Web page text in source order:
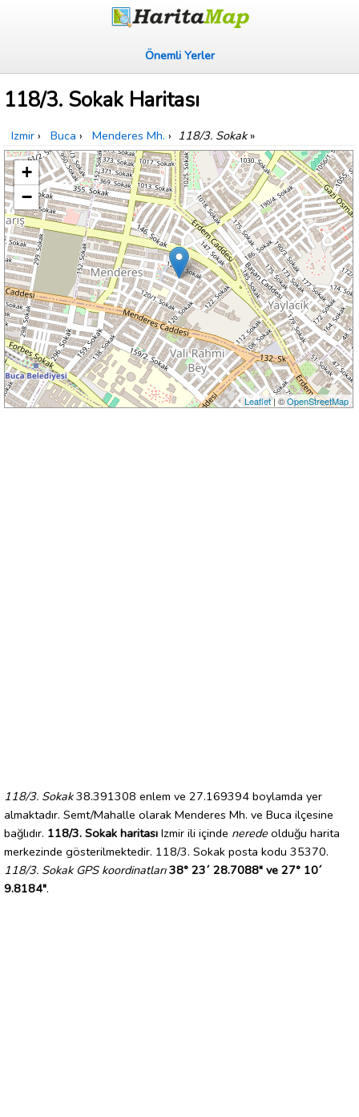
Önemli Yerler
118/3. Sokak Haritası
Izmir › Buca › Menderes Mh. › 118/3. Sokak»
+
−
Leaflet| ©OpenStreetMap
118/3. Sokak38.391308 enlem ve 27.169394 boylamda yer
almaktadır. Semt/Mahalle olarak Menderes Mh. ve Buca ilçesine
bağlıdır. 118/3. Sokak haritası Izmir ili içinde nerede olduğu harita
merkezinde gösterilmektedir. 118/3. Sokak posta kodu 35370.
118/3. Sokak GPS koordinatları 38° 23´ 28.7088" ve 27° 10´
9.8184".